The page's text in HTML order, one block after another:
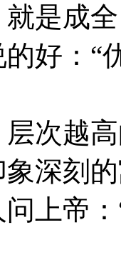
是成
好：“
次越
深刻
上帝